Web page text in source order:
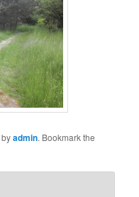
byadmin. Bookmark the